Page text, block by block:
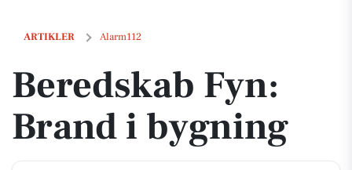
ARTIKLER Alarm112
Beredskab Fyn: Brand i bygning
Beredskab Fyn:
Brand i bygning